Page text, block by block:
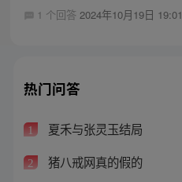
1 个回答 2024年10月19日 19:01
热门问答
1 夏禾与张灵玉结局
2 猪八戒网真的假的